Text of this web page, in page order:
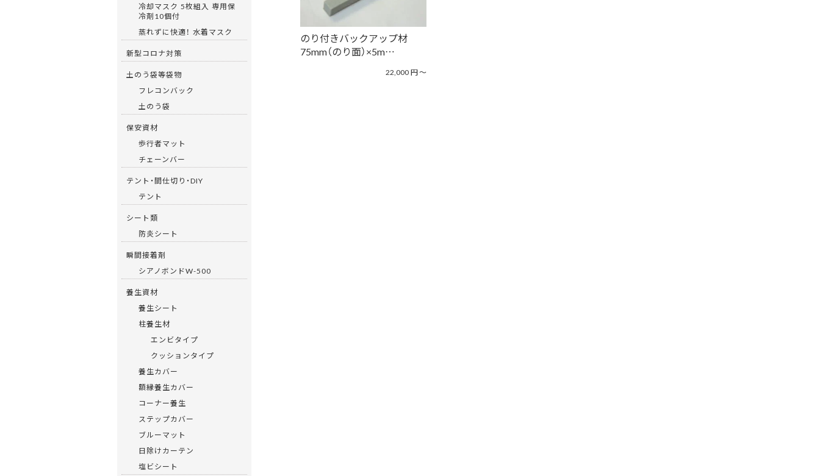
のり付きバックアップ材
75mm（のり面）×5m…
22,000円〜
冷却マスク 5枚組入 専用保
冷剤10個付
蒸れずに快適！ 水着マスク
新型コロナ対策
土のう袋等袋物
フレコンバック
土のう袋
保安資材
歩行者マット
チェーンバー
テント・間仕切り・DIY
テント
シート類
防炎シート
瞬間接着剤
シアノボンドW-500
養生資材
養生シート
柱養生材
エンビタイプ
クッションタイプ
養生カバー
額縁養生カバー
コーナー養生
ステップカバー
ブルーマット
日除けカーテン
塩ビシート